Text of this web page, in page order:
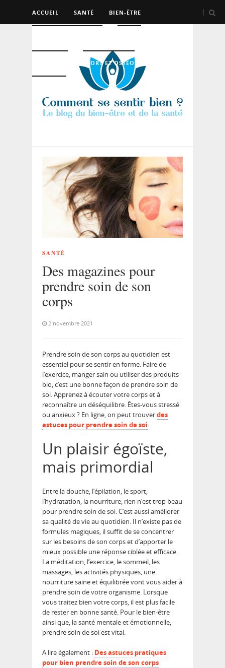
ACCUEIL SANTÉ BIEN-ÊTRE
SPORT ET OSTÉO
SANTÉ
Des magazines pour
prendre soin de son
corps
2 novembre 2021
Prendre soin de son corps au quotidien est
essentiel pour se sentir en forme. Faire de
l’exercice, manger sain ou utiliser des produits
bio, c’est une bonne façon de prendre soin de
soi. Apprenez à écouter votre corps et à
reconnaître un déséquilibre. Êtes-vous stressé
ou anxieux ? En ligne, on peut trouverdes
astuces pour prendre soin de soi.
Un plaisir égoïste,
mais primordial
Entre la douche, l’épilation, le sport,
l’hydratation, la nourriture, rien n’est trop beau
pour prendre soin de soi. C’est aussi améliorer
sa qualité de vie au quotidien. Il n’existe pas de
formules magiques, il suffit de se concentrer
sur les besoins de son corps et d’apporter le
mieux possible une réponse ciblée et efficace.
La méditation, l’exercice, le sommeil, les
massages, les activités physiques, une
nourriture saine et équilibrée vont vous aider à
prendre soin de votre organisme. Lorsque
vous traitez bien votre corps, il est plus facile
de rester en bonne santé. Pour le bien-être
ainsi que, la santé mentale et émotionnelle,
prendre soin de soi est vital.
A lire également : Des astuces pratiques
pour bien prendre soin de son corps